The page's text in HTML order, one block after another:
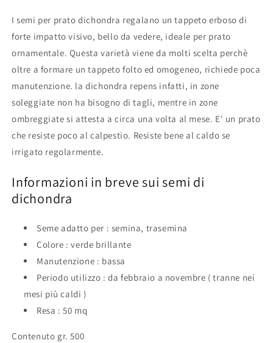
I semi per prato dichondra regalano un tappeto erboso di
forte impatto visivo, bello da vedere, ideale per prato
ornamentale. Questa varietà viene da molti scelta perchè
oltre a formare un tappeto folto ed omogeneo, richiede poca
manutenzione. la dichondra repens infatti, in zone
soleggiate non ha bisogno di tagli, mentre in zone
ombreggiate si attesta a circa una volta al mese. E' un prato
che resiste poco al calpestio. Resiste bene al caldo se
irrigato regolarmente.
Informazioni in breve sui semi di
dichondra
Seme adatto per : semina, trasemina
Colore : verde brillante
Manutenzione : bassa
Periodo utilizzo : da febbraio a novembre ( tranne nei
mesi più caldi )
Resa : 50 mq
Contenuto gr. 500